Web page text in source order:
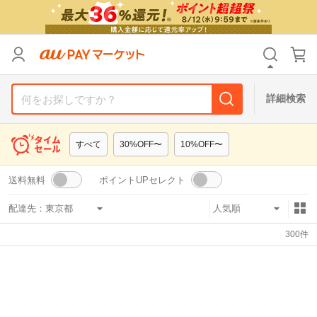
詳細検索
すべて 30%OFF〜 10%OFF〜
送料無料 ポイントUPセレクト
配達先：
300件
カテゴリ すべて
すべて
支払い方法 すべて
その他の条件
送料無料 タイムセール
Pontaパス特典対象すべて ポイントUPセレクトのみ
リセット
カテゴリ すべて
すべて
支払い方法 すべて
その他の条件
送料無料 タイムセール
Pontaパス特典対象すべて ポイントUPセレクトのみ